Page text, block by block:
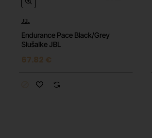
JBL
Endurance Pace Black/Grey
Slušalke JBL
67.82 €